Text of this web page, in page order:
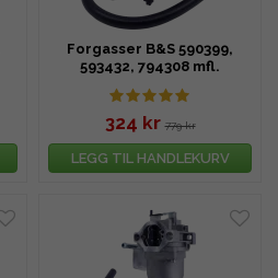
Forgasser B&S 590399,
593432, 794308 mfl.
324 kr 779 kr
LEGG TIL HANDLEKURV